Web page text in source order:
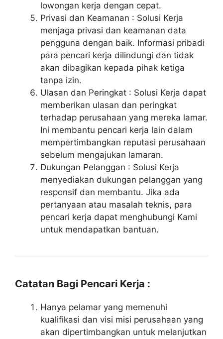
lowongan kerja dengan cepat.
Privasi dan Keamanan : Solusi Kerja
menjaga privasi dan keamanan data
pengguna dengan baik. Informasi pribadi
para pencari kerja dilindungi dan tidak
akan dibagikan kepada pihak ketiga
tanpa izin.
Ulasan dan Peringkat : Solusi Kerja dapat
memberikan ulasan dan peringkat
terhadap perusahaan yang mereka lamar.
Ini membantu pencari kerja lain dalam
mempertimbangkan reputasi perusahaan
sebelum mengajukan lamaran.
Dukungan Pelanggan : Solusi Kerja
menyediakan dukungan pelanggan yang
responsif dan membantu. Jika ada
pertanyaan atau masalah teknis, para
pencari kerja dapat menghubungi Kami
untuk mendapatkan bantuan.
Catatan Bagi Pencari Kerja :
Hanya pelamar yang memenuhi
kualifikasi dan visi misi perusahaan yang
akan dipertimbangkan untuk melanjutkan